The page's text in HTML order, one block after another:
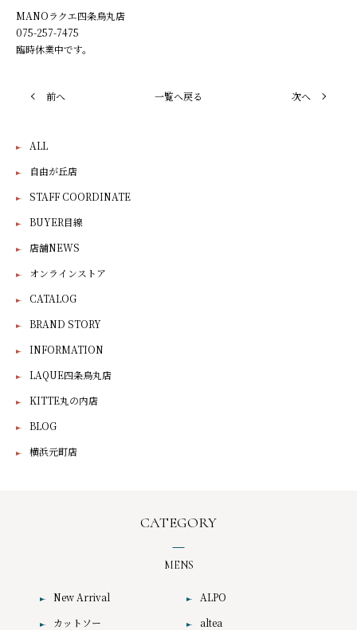
MANOラクエ四条烏丸店
075-257-7475
臨時休業中です。
前へ 一覧へ戻る 次へ
ALL
自由が丘店
STAFF COORDINATE
BUYER目線
店舗NEWS
オンラインストア
CATALOG
BRAND STORY
INFORMATION
LAQUE四条烏丸店
KITTE丸の内店
BLOG
横浜元町店
CATEGORY
MENS
New Arrival
カットソー
ALPO
altea